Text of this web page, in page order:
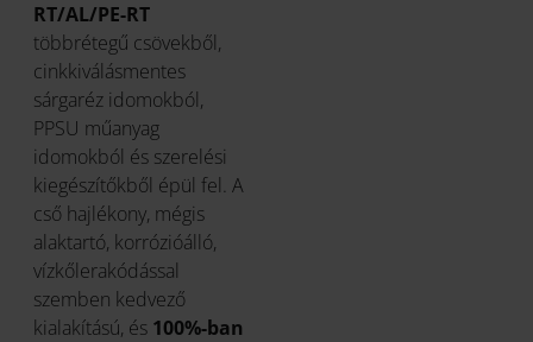
RT/AL/PE-RT
többrétegű csövekből,
cinkkiválásmentes
sárgaréz idomokból,
PPSU műanyag
idomokból és szerelési
kiegészítőkből épül fel. A
cső hajlékony, mégis
alaktartó, korrózióálló,
vízkőlerakódással
szemben kedvező
kialakítású, és 100%-ban